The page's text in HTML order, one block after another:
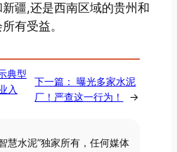
疆,还是西南区域的贵州和
有受益。
典型
入
下一篇：
曝光多家水泥
厂！严查这一行为！
→
慧水泥”独家所有，任何媒体